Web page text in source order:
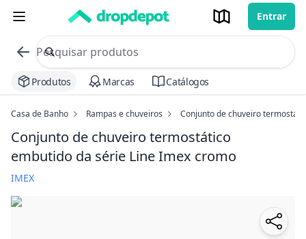
Entrar
commerce search no header
Procurar
Produtos Marcas Catálogos
Casa de Banho Rampas e chuveiros Conjunto de chuveiro
Conjunto de chuveiro termostático
embutido da série Line Imex cromo
IMEX